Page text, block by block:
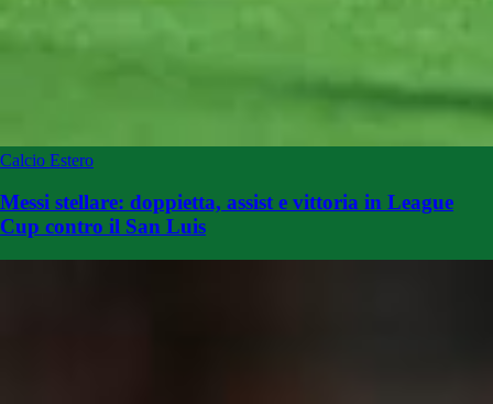
Calcio Estero
Messi stellare: doppietta, assist e vittoria in League
Cup contro il San Luis